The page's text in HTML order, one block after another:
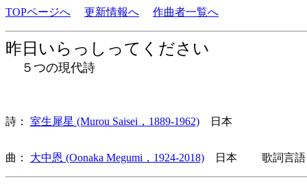
TOPページへ 更新情報へ 作曲者一覧へ
昨日いらっしってください
５つの現代詩
詩： 室生犀星 (Murou Saisei，1889-1962) 日本
曲： 大中恩 (Oonaka Megumi，1924-2018) 日本 歌詞言語